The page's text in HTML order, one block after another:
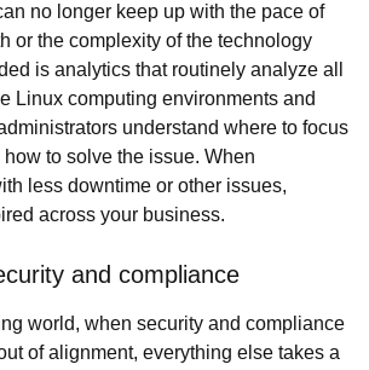
no longer keep up with the pace of
or the complexity of the technology
is analytics that routinely analyze all
Linux computing environments and
understand where to focus
to solve the issue. When
less downtime or other issues,
across your business.
and compliance
world, when security and compliance
of alignment, everything else takes a